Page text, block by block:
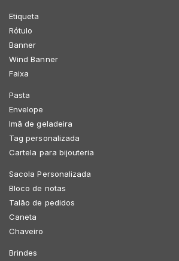
Etiqueta
Rótulo
Banner
Wind Banner
Faixa
Pasta
Envelope
Imã de geladeira
Tag personalizada
Cartela para bijouteria
Sacola Personalizada
Bloco de notas
Talão de pedidos
Caneta
Chaveiro
Brindes